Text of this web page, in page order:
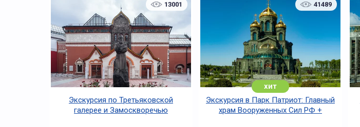
13001
Экскурсия по Третьяковской
галерее и Замоскворечью
41489
хит
Экскурсия в Парк Патриот: Главный
храм Вооруженных Сил РФ +